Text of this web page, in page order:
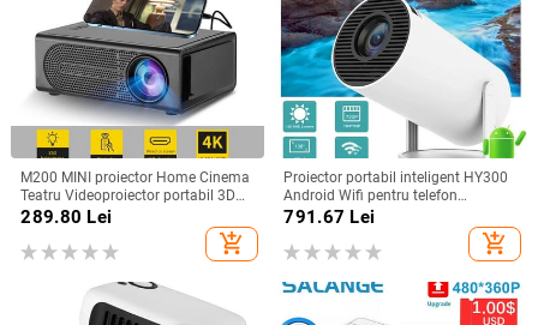
M200 MINI proiector Home Cinema
Teatru Videoproiector portabil 3D
LED Videoproiector pentru jocuri
Laser Beamer 4K 1080P Via HD
Port Smart TV BOX
289.80 Lei
add_shopping_cart
Proiector portabil inteligent HY300
Android Wifi pentru telefon
Samsung iPhone 1280 720P Full
HD Office Home Theatre Mini
proiector video
791.67 Lei
add_shopping_cart